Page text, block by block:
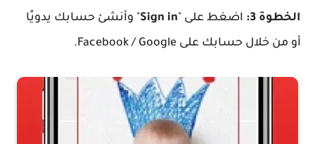
الخطوة 3: اضغط على "Sign in" وأنشئ حسابك يدويًا
أو من خلال حسابك على Facebook / Google.